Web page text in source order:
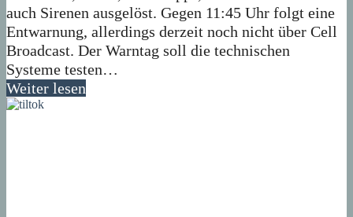
auch Sirenen ausgelöst. Gegen 11:45 Uhr folgt eine
Entwarnung, allerdings derzeit noch nicht über Cell
Broadcast. Der Warntag soll die technischen
Systeme testen…
Weiter lesen